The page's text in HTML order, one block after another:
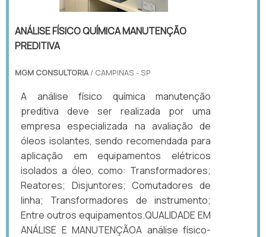
ANÁLISE FÍSICO QUÍMICA MANUTENÇÃO
PREDITIVA
MGM CONSULTORIA/ CAMPINAS - SP
A análise físico química manutenção
preditiva deve ser realizada por uma
empresa especializada na avaliação de
óleos isolantes, sendo recomendada para
aplicação em equipamentos elétricos
isolados a óleo, como: Transformadores;
Reatores; Disjuntores; Comutadores de
linha; Transformadores de instrumento;
Entre outros equipamentos.QUALIDADE EM
ANÁLISE E MANUTENÇÃOA análise físico-